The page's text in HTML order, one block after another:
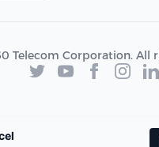
Telecom Corporation. All